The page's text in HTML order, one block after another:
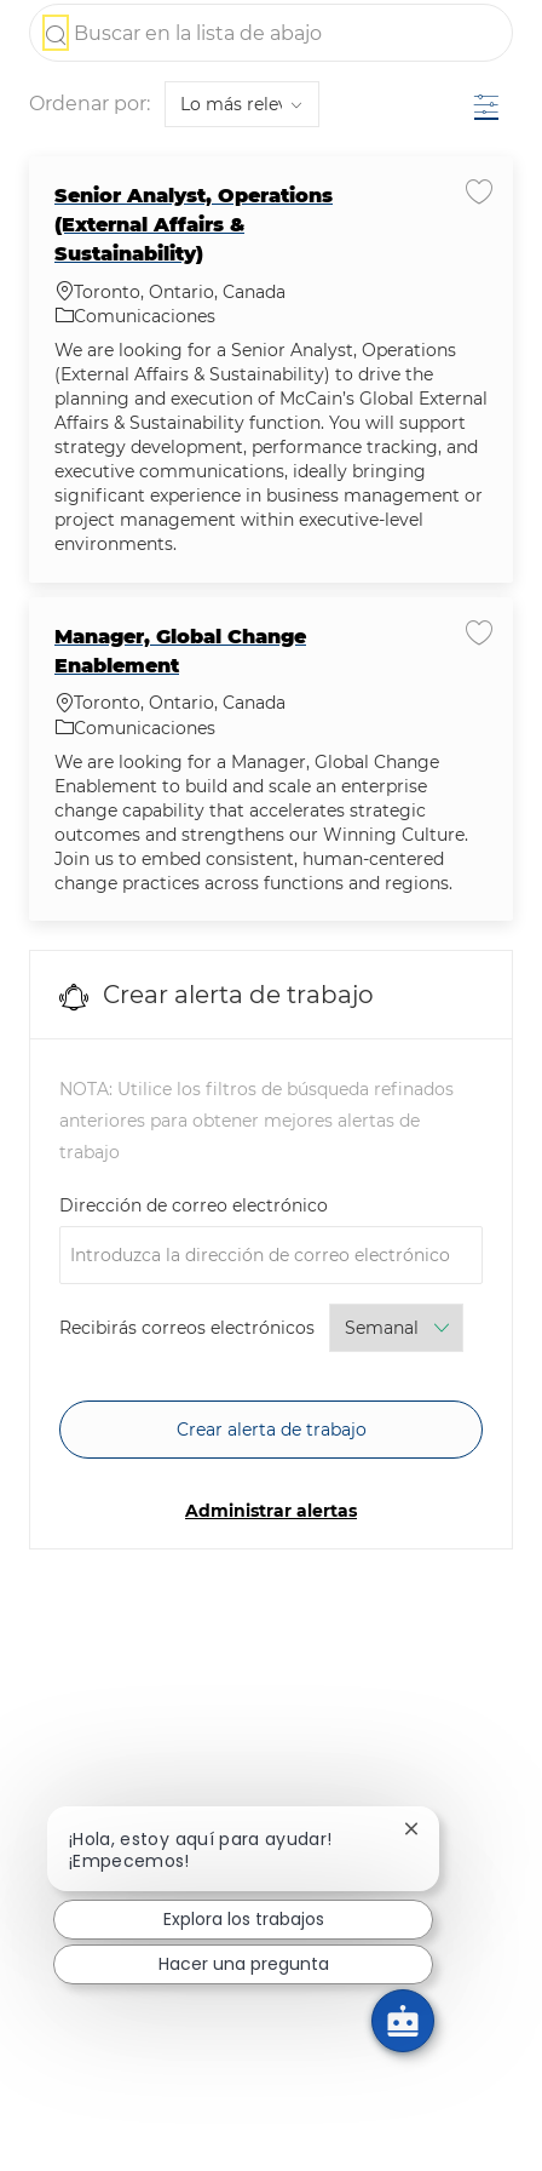
the results are updated
Buscar en la lista de abajo
Ordenar por: Filtro
Senior Analyst, Operations
(External Affairs &
Sustainability)
Ubicación
Toronto, Ontario, Canada
Categoría
Comunicaciones
We are looking for a Senior Analyst, Operations
(External Affairs & Sustainability) to drive the
planning and execution of McCain’s Global External
Affairs & Sustainability function. You will support
strategy development, performance tracking, and
executive communications, ideally bringing
significant experience in business management or
project management within executive-level
environments.
Manager, Global Change
Enablement
Ubicación
Toronto, Ontario, Canada
Categoría
Comunicaciones
We are looking for a Manager, Global Change
Enablement to build and scale an enterprise
change capability that accelerates strategic
outcomes and strengthens our Winning Culture.
Join us to embed consistent, human-centered
change practices across functions and regions.
Crear alerta de trabajo
NOTA: Utilice los filtros de búsqueda refinados
anteriores para obtener mejores alertas de
trabajo
Dirección de correo electrónico
Recibirás correos electrónicosRequired
Crear alerta de trabajo
Administrar alertas
¡Hola, estoy aquí para ayudar!
¡Empecemos!
Cerrar
Explora los trabajos
Hacer una pregunta